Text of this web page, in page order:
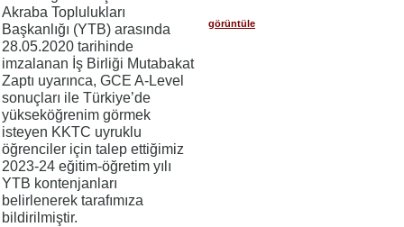
Akraba Toplulukları
Başkanlığı (YTB) arasında
28.05.2020 tarihinde
imzalanan İş Birliği Mutabakat
Zaptı uyarınca, GCE A-Level
sonuçları ile Türkiye’de
yükseköğrenim görmek
isteyen KKTC uyruklu
öğrenciler için talep ettiğimiz
2023-24 eğitim-öğretim yılı
YTB kontenjanları
belirlenerek tarafımıza
bildirilmiştir.
görüntüle